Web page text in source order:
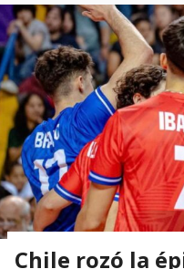
Chile rozó la